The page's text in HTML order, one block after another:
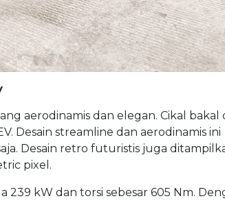
aerodinamis dan elegan. Cikal bakal
Desain streamline dan aerodinamis ini
Desain retro futuristis juga
pixel.
kW dan torsi sebesar 605 Nm.